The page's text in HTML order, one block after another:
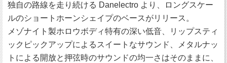
独自の路線を走り続ける Danelectro より、ロングスケー
ルのショートホーンシェイプのベースがリリース。
メゾナイト製ホロウボディ特有の深い低音、リップスティ
ックピックアップによるスイートなサウンド、メタルナッ
トによる開放と押弦時のサウンドの均一さはそのままに、